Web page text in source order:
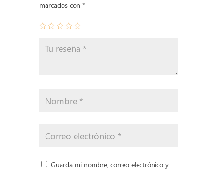
marcados con *
Guarda mi nombre, correo electrónico y